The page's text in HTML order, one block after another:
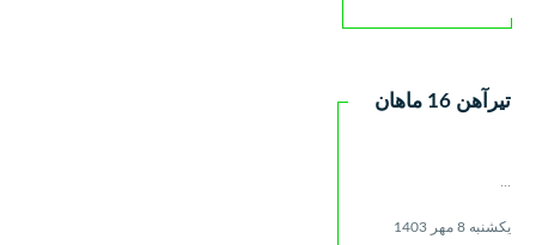
تیرآهن 16 ماهان
یکشنبه 8 مهر 1403